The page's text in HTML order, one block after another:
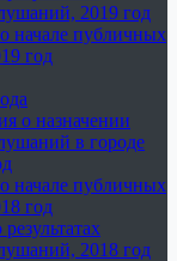
2019 год
начале публичных
год
о назначении
в городе
начале публичных
год
2018 год